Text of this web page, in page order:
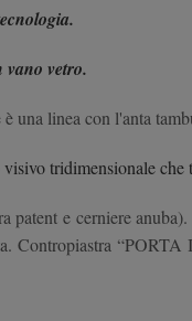
vetro.
una linea con l'anta
tridimensionale che
patent e cerniere